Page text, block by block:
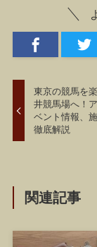
東京の競馬を
井競馬場へ！
ベント情報、
徹底解説
関連記事